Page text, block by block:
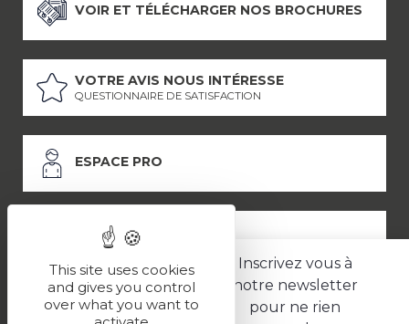
Inscrivez vous à
notre newsletter
pour ne rien
VOIR ET TÉLÉCHARGER NOS BROCHURES
VOTRE AVIS NOUS INTÉRESSE
QUESTIONNAIRE DE SATISFACTION
ESPACE PRO
ESPACE PRESSE
LES PARTENAIRES
This site uses cookies
and gives you control
over what you want to